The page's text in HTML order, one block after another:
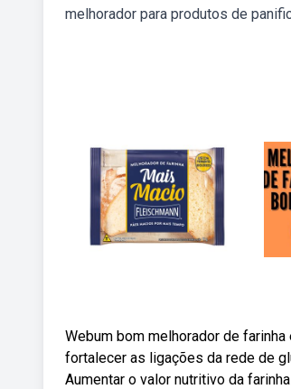
melhorador para produtos de
Webum bom melhorador de
fortalecer as ligações da rede de
Aumentar o valor nutritivo da